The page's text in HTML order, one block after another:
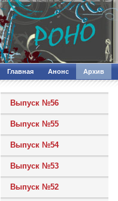
Главная Анонс Архив
Выпуск №56
Выпуск №55
Выпуск №54
Выпуск №53
Выпуск №52